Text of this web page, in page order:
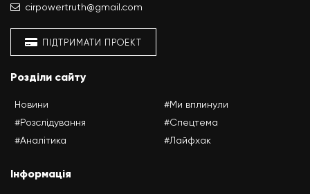
cirpowertruth@gmail.com
ПІДТРИМАТИ ПРОЕКТ
Розділи сайту
Новини
#Розслідування
#Аналітика
#Ми вплинули
#Спецтема
#Лайфхак
Інформація